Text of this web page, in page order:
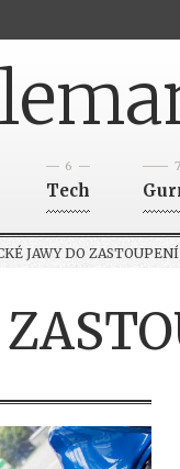
6
Tech
7
JAWY DO